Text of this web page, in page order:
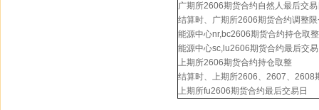
广期所2606期货合约自然人最后交
结算时、广期所2606期货合约调整
能源中心nr,bc2606期货合约持仓取整
能源中心sc,lu2606期货合约最后交
上期所2606期货合约持仓取整
结算时、上期所2606、2607、2608
上期所fu2606期货合约最后交易日